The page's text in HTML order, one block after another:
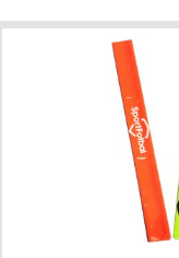
Nákrčník SportFotbal